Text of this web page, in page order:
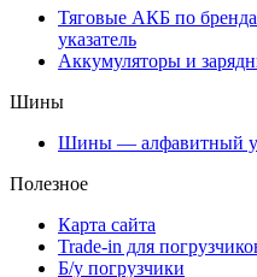
Тяговые АКБ по
указатель
Аккумуляторы и
Шины
Шины — алфавитный
Полезное
Карта сайта
Trade-in для
Б/у погрузчики